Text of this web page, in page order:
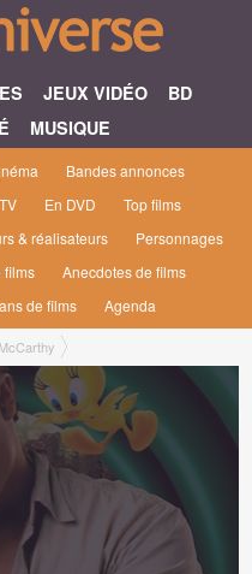
JEUX VIDÉO
BD
MUSIQUE
Bandes annonces
En DVD
Top films
& réalisateurs
Personnages
films
Anecdotes de films
de films Agenda